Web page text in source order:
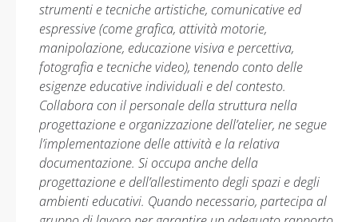
strumenti e tecniche artistiche, comunicative ed
espressive (come grafica, attività motorie,
manipolazione, educazione visiva e percettiva,
fotografia e tecniche video), tenendo conto delle
esigenze educative individuali e del contesto.
Collabora con il personale della struttura nella
progettazione e organizzazione dell’atelier, ne segue
l’implementazione delle attività e la relativa
documentazione. Si occupa anche della
progettazione e dell’allestimento degli spazi e degli
ambienti educativi. Quando necessario, partecipa al